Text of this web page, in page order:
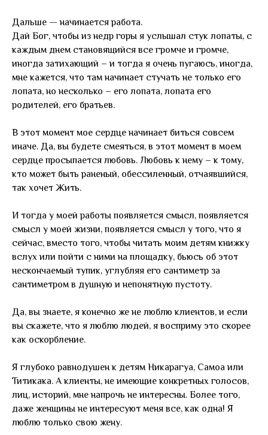
Дальше — начинается работа.
Дай Бог, чтобы из недр горы я услышал стук лопаты, с
каждым днем становящийся все громче и громче,
иногда затихающий – и тогда я очень пугаюсь, иногда,
мне кажется, что там начинает стучать не только его
лопата, но несколько – его лопата, лопата его
родителей, его братьев.
В этот момент мое сердце начинает биться совсем
иначе. Да, вы будете смеяться, в этот момент в моем
сердце просыпается любовь. Любовь к нему – к тому,
кто может быть раненый, обессиленный, отчаявшийся,
так хочет Жить.
И тогда у моей работы появляется смысл, появляется
смысл у моей жизни, появляется смысл у того, что я
сейчас, вместо того, чтобы читать моим детям книжку
вслух или пойти с ними на площадку, бьюсь об этот
нескончаемый тупик, углубляя его сантиметр за
сантиметром в душную и непонятную пустоту.
Да, вы знаете, я конечно же не люблю клиентов, и если
вы скажете, что я люблю людей, я восприму это скорее
как оскорбление.
Я глубоко равнодушен к детям Никарагуа, Самоа или
Титикака. А клиенты, не имеющие конкретных голосов,
лиц, историй, мне напрочь не интересны. Более того,
даже женщины не интересуют меня все, как одна! Я
люблю только свою жену.